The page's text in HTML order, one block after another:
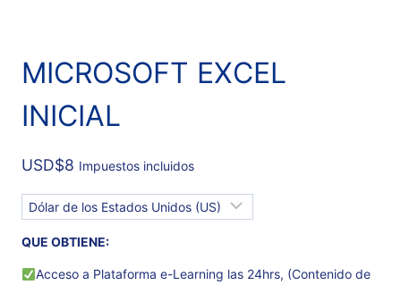
MICROSOFT EXCEL
INICIAL
USD$8 Impuestos incluidos
QUE OBTIENE:
Acceso a Plataforma e-Learning las 24hrs, (Contenido de